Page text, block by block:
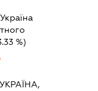
Україна
%)
УКРАЇНА,